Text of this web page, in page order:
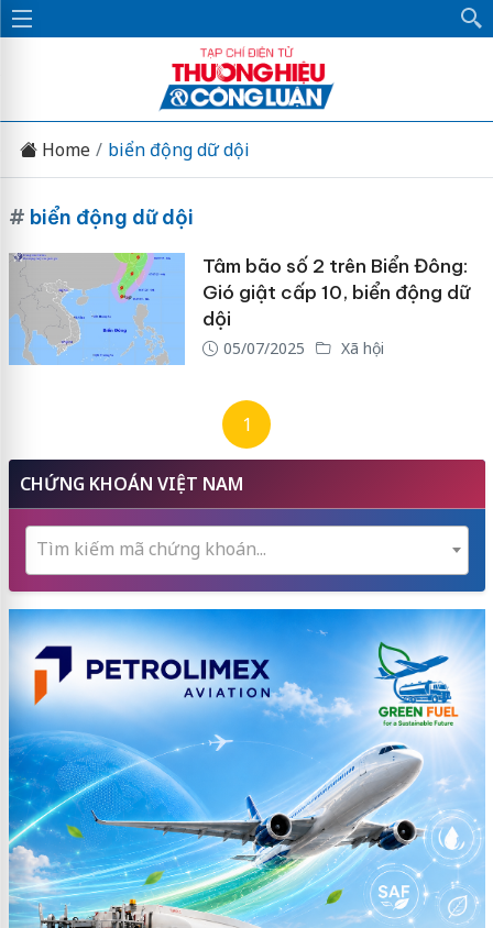
Home biển động dữ dội
# biển động dữ dội
Tâm bão số 2 trên Biển Đông:
Gió giật cấp 10, biển động dữ
dội
05/07/2025 Xã hội
1
CHỨNG KHOÁN VIỆT NAM
Tìm kiếm mã chứng khoán...